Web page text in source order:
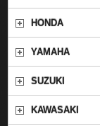
HONDA
YAMAHA
SUZUKI
KAWASAKI